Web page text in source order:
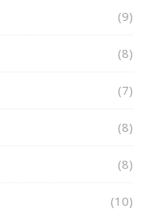
(9)
(8)
(7)
(8)
(8)
(10)